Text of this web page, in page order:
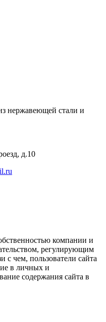
нержавеющей стали и
д.10
компании и
регулирующим
с чем, пользователи сайта
в личных и
содержания сайта в